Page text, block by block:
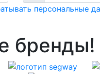
персональные
бренды!